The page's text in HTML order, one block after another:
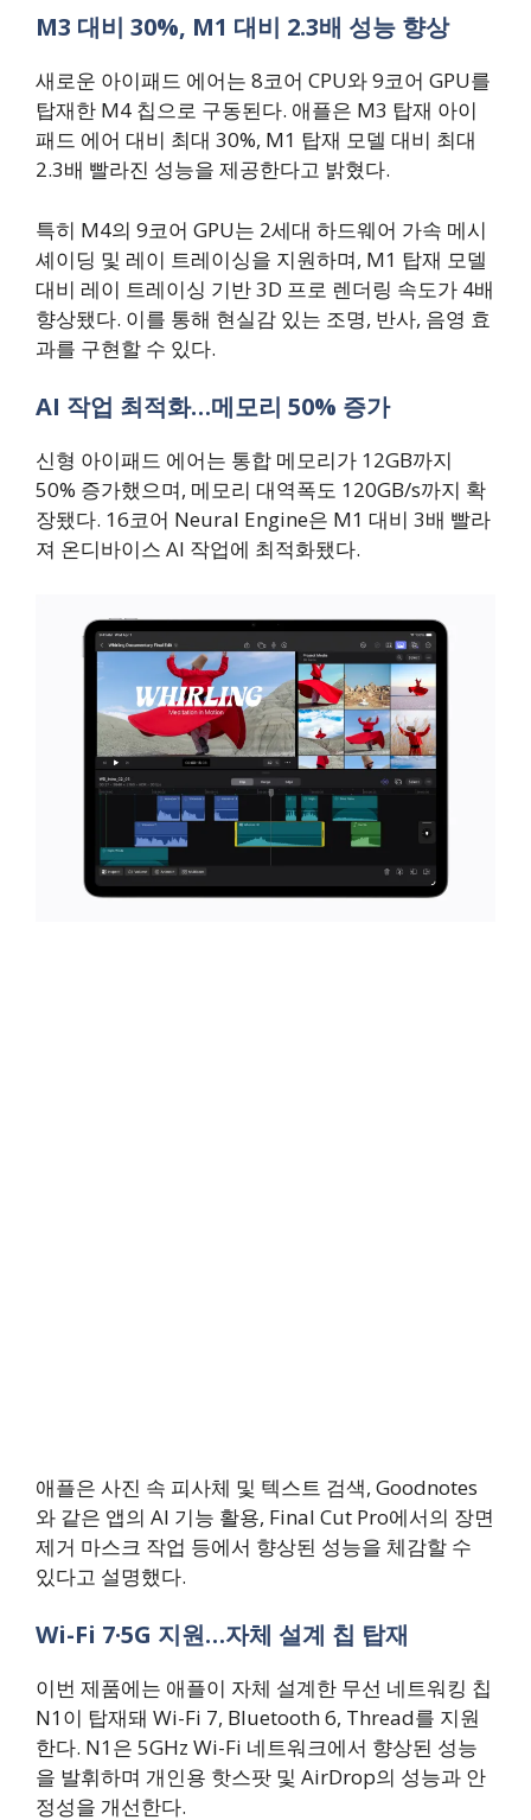
M3 대비 30%, M1 대비 2.3배 성능 향상
새로운 아이패드 에어는 8코어 CPU와 9코어 GPU를
탑재한 M4 칩으로 구동된다. 애플은 M3 탑재 아이
패드 에어 대비 최대 30%, M1 탑재 모델 대비 최대
2.3배 빨라진 성능을 제공한다고 밝혔다.
특히 M4의 9코어 GPU는 2세대 하드웨어 가속 메시
셰이딩 및 레이 트레이싱을 지원하며, M1 탑재 모델
대비 레이 트레이싱 기반 3D 프로 렌더링 속도가 4배
향상됐다. 이를 통해 현실감 있는 조명, 반사, 음영 효
과를 구현할 수 있다.
AI 작업 최적화…메모리 50% 증가
신형 아이패드 에어는 통합 메모리가 12GB까지
50% 증가했으며, 메모리 대역폭도 120GB/s까지 확
장됐다. 16코어 Neural Engine은 M1 대비 3배 빨라
져 온디바이스 AI 작업에 최적화됐다.
애플은 사진 속 피사체 및 텍스트 검색, Goodnotes
와 같은 앱의 AI 기능 활용, Final Cut Pro에서의 장면
제거 마스크 작업 등에서 향상된 성능을 체감할 수
있다고 설명했다.
Wi-Fi 7·5G 지원…자체 설계 칩 탑재
이번 제품에는 애플이 자체 설계한 무선 네트워킹 칩
N1이 탑재돼 Wi-Fi 7, Bluetooth 6, Thread를 지원
한다. N1은 5GHz Wi-Fi 네트워크에서 향상된 성능
을 발휘하며 개인용 핫스팟 및 AirDrop의 성능과 안
정성을 개선한다.